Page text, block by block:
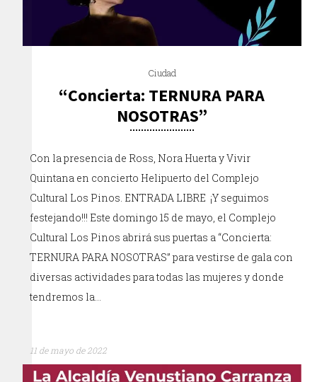
Ciudad
“Concierta: TERNURA PARA
NOSOTRAS”
Con la presencia de Ross, Nora Huerta y Vivir
Quintana en concierto Helipuerto del Complejo
Cultural Los Pinos. ENTRADA LIBRE ¡Y seguimos
festejando!!! Este domingo 15 de mayo, el Complejo
Cultural Los Pinos abrirá sus puertas a “Concierta:
TERNURA PARA NOSOTRAS” para vestirse de gala con
diversas actividades para todas las mujeres y donde
tendremos la…
11 de mayo de 2022